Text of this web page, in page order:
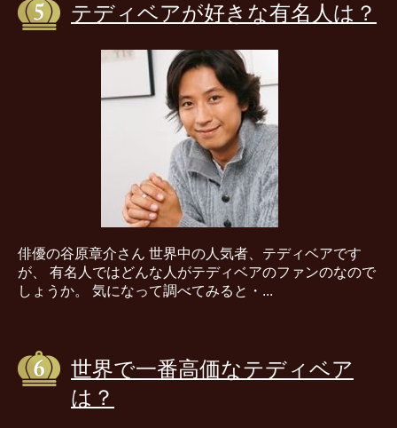
テディベアが好きな有名人は？
俳優の谷原章介さん 世界中の人気者、テディベアです
が、 有名人ではどんな人がテディベアのファンのなので
しょうか。 気になって調べてみると・...
世界で一番高価なテディベア
は？